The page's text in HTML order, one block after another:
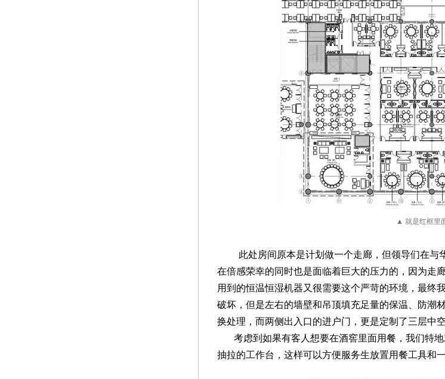
▲ 就是红框里
此处房间原本是计划做一个走廊，但领导们在
在倍感荣幸的同时也是面临着巨大的压力的，因为走
用到的恒温恒湿机器又很需要这个严苛的环境，最终
破坏，但是左右的墙壁和吊顶填充足量的保温、防潮
换处理，而两侧出入口的进户门，更是定制了三层中
考虑到如果有客人想要在酒窖里面用餐，我们特
抽拉的工作台，这样可以方便服务生放置用餐工具和